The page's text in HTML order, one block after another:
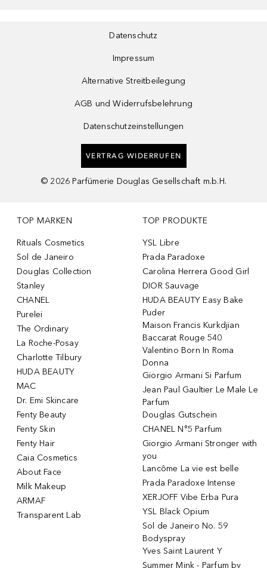
Datenschutz
Impressum
Alternative Streitbeilegung
AGB und Widerrufsbelehrung
Datenschutzeinstellungen
VERTRAG WIDERRUFEN
© 2026 Parfümerie Douglas Gesellschaft m.b.H.
TOP MARKEN
Rituals Cosmetics
Sol de Janeiro
Douglas Collection
Stanley
CHANEL
Purelei
The Ordinary
La Roche-Posay
Charlotte Tilbury
HUDA BEAUTY
MAC
Dr. Emi Skincare
Fenty Beauty
Fenty Skin
Fenty Hair
Caia Cosmetics
About Face
Milk Makeup
ARMAF
Transparent Lab
TOP PRODUKTE
YSL Libre
Prada Paradoxe
Carolina Herrera Good Girl
DIOR Sauvage
HUDA BEAUTY Easy Bake
Puder
Maison Francis Kurkdjian
Baccarat Rouge 540
Valentino Born In Roma
Donna
Giorgio Armani Si Parfum
Jean Paul Gaultier Le Male Le
Parfum
Douglas Gutschein
CHANEL N°5 Parfum
Giorgio Armani Stronger with
you
Lancôme La vie est belle
Prada Paradoxe Intense
XERJOFF Vibe Erba Pura
YSL Black Opium
Sol de Janeiro No. 59
Bodyspray
Yves Saint Laurent Y
Summer Mink - Parfum by